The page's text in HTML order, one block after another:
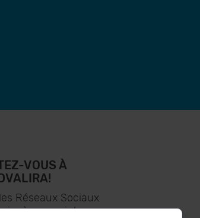
VOUS À
Réseaux Sociaux
à recevoir les